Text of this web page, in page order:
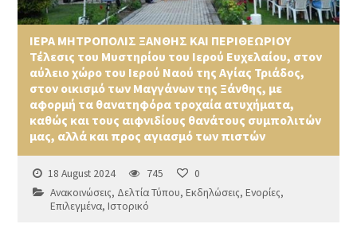
ΙΕΡΑ ΜΗΤΡΟΠΟΛΙΣ ΞΑΝΘΗΣ ΚΑΙ ΠΕΡΙΘΕΩΡΙΟΥ
Τέλεσις του Μυστηρίου του Ιερού Ευχελαίου, στον
αύλειο χώρο του Ιερού Ναού της Αγίας Τριάδος,
στον οικισμό των Μαγγάνων της Ξάνθης, με
αφορμή τα θανατηφόρα τροχαία ατυχήματα,
καθώς και τους αιφνιδίους θανάτους συμπολιτών
μας, αλλά και προς αγιασμό των πιστών
18 August 2024 745
0
Ανακοινώσεις, Δελτία Τύπου,Εκδηλώσεις,Ενορίες,
Επιλεγμένα,Ιστορικό